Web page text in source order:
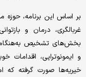
بر اساس این برنامه،
غربالگری، درمان و
بخش‌های تشخیص به‌هنگام
و ایمونوتراپی،
خیریه‌ها صورت گرفته که